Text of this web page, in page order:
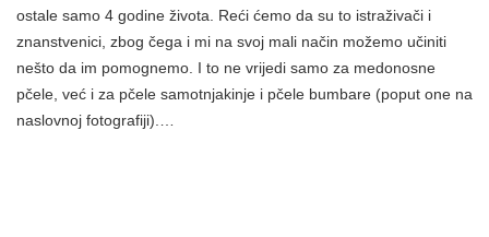
ostale samo 4 godine života. Reći ćemo da su to istraživači i
znanstvenici, zbog čega i mi na svoj mali način možemo učiniti
nešto da im pomognemo. I to ne vrijedi samo za medonosne
pčele, već i za pčele samotnjakinje i pčele bumbare (poput one na
naslovnoj fotografiji).…